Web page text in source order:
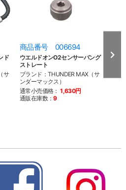
ド
サ
商品番号 006694
ウエルドオンO2センサーバング
ストレート
ブランド：THUNDER MAX（サ
ンダーマックス）
通常小売価格： 1,630円
通販在庫数：9
GTS